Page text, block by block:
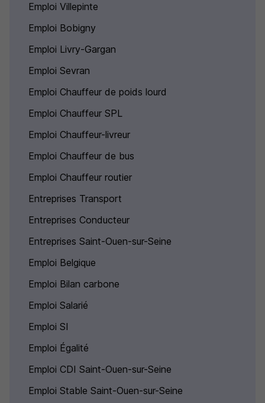
Emploi Villepinte
Emploi Bobigny
Emploi Livry-Gargan
Emploi Sevran
Emploi Chauffeur de poids lourd
Emploi Chauffeur SPL
Emploi Chauffeur-livreur
Emploi Chauffeur de bus
Emploi Chauffeur routier
Entreprises Transport
Entreprises Conducteur
Entreprises Saint-Ouen-sur-Seine
Emploi Belgique
Emploi Bilan carbone
Emploi Salarié
Emploi SI
Emploi Égalité
Emploi CDI Saint-Ouen-sur-Seine
Emploi Stable Saint-Ouen-sur-Seine